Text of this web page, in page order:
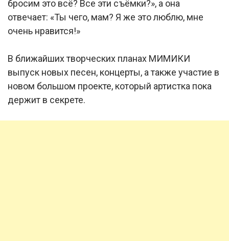
бросим это всё? Все эти съёмки?», а она
отвечает: «Ты чего, мам? Я же это люблю, мне
очень нравится!»
В ближайших творческих планах МИМИКИ
выпуск новых песен, концерты, а также участие в
новом большом проекте, который артистка пока
держит в секрете.